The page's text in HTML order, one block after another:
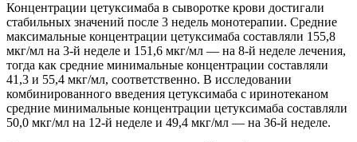
Концентрации цетуксимаба в сыворотке крови достигали
стабильных значений после 3 недель монотерапии. Средние
максимальные концентрации цетуксимаба составляли 155,8
мкг/мл на 3-й неделе и 151,6 мкг/мл — на 8-й неделе лечения,
тогда как средние минимальные концентрации составляли
41,3 и 55,4 мкг/мл, соответственно. В исследовании
комбинированного введения цетуксимаба с иринотеканом
средние минимальные концентрации цетуксимаба составляли
50,0 мкг/мл на 12-й неделе и 49,4 мкг/мл — на 36-й неделе.